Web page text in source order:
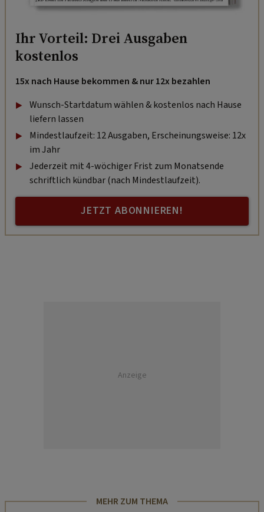
Ihr Vorteil: Drei Ausgaben
kostenlos
15x nach Hause bekommen & nur 12x bezahlen
Wunsch-Startdatum wählen & kostenlos nach Hause
liefern lassen
Mindestlaufzeit: 12 Ausgaben, Erscheinungsweise: 12x
im Jahr
Jederzeit mit 4-wöchiger Frist zum Monatsende
schriftlich kündbar (nach Mindestlaufzeit).
JETZT ABONNIEREN!
Anzeige
MEHR ZUM THEMA